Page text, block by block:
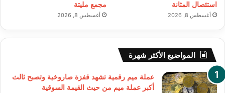
استئصال المثانة
أغسطس 8, 2026
مجمع مليتة
أغسطس 8, 2026
المواضيع الأكثر شهرة
عملة ميم رقمية تشهد قفزة صاروخية وتصبح ثالث
أكبر عملة ميم من حيث القيمة السوقية